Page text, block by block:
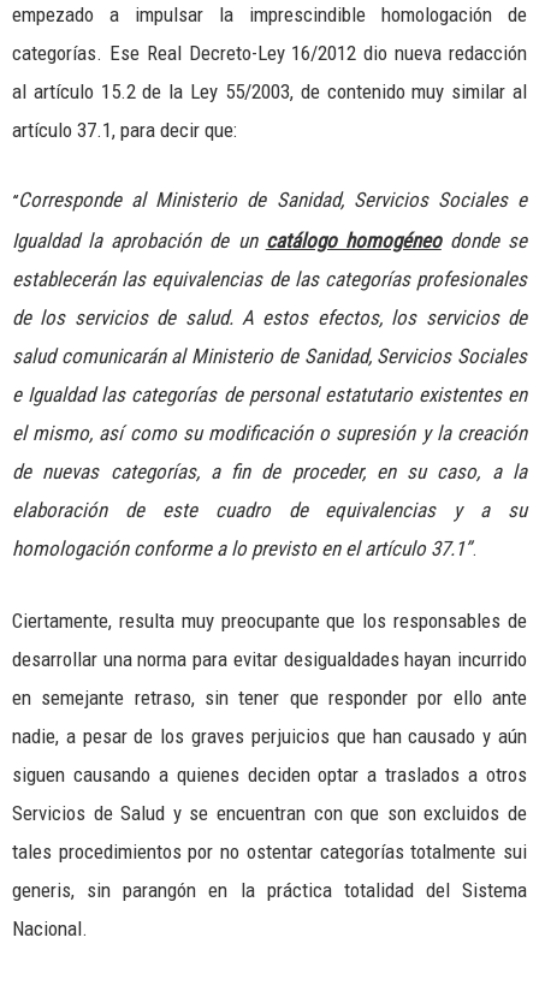
empezado a impulsar la imprescindible homologación de
categorías. Ese Real Decreto-Ley 16/2012 dio nueva redacción
al artículo 15.2 de la Ley 55/2003, de contenido muy similar al
artículo 37.1, para decir que:
“Corresponde al Ministerio de Sanidad, Servicios Sociales e
Igualdad la aprobación de un catálogo homogéneodonde se
establecerán las equivalencias de las categorías profesionales
de los servicios de salud. A estos efectos, los servicios de
salud comunicarán al Ministerio de Sanidad, Servicios Sociales
e Igualdad las categorías de personal estatutario existentes en
el mismo, así como su modificación o supresión y la creación
de nuevas categorías, a fin de proceder, en su caso, a la
elaboración de este cuadro de equivalencias y a su
homologación conforme a lo previsto en el artículo 37.1”.
Ciertamente, resulta muy preocupante que los responsables de
desarrollar una norma para evitar desigualdades hayan incurrido
en semejante retraso, sin tener que responder por ello ante
nadie, a pesar de los graves perjuicios que han causado y aún
siguen causando a quienes deciden optar a traslados a otros
Servicios de Salud y se encuentran con que son excluidos de
tales procedimientos por no ostentar categorías totalmente sui
generis, sin parangón en la práctica totalidad del Sistema
Nacional.